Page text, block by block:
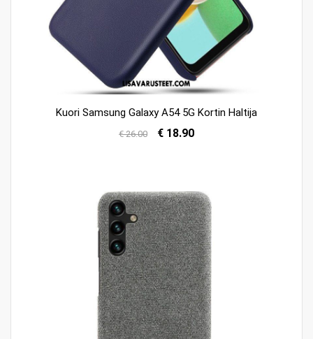
Kuori Samsung Galaxy A54 5G Kortin Haltija
€ 26.00 € 18.90